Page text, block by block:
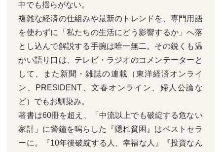
中でも揺らがない。
複雑な経済の仕組みや最新のトレンドを、専門用語
を使わずに「私たちの生活にどう影響するか」へ落
とし込んで解説する手腕は唯一無二。その鋭くも温
かい語り口は、テレビ・ラジオのコメンテーターと
して、また新聞・雑誌の連載（東洋経済オンライ
ン、PRESIDENT、文春オンライン、婦人公論な
ど）でもお馴染み。
著書は60冊を超え、「中流以上でも破綻する危ない
家計」に警鐘を鳴らした『隠れ貧困』はベストセラ
ーに。『10年後破綻する人、幸福な人』『投資なん